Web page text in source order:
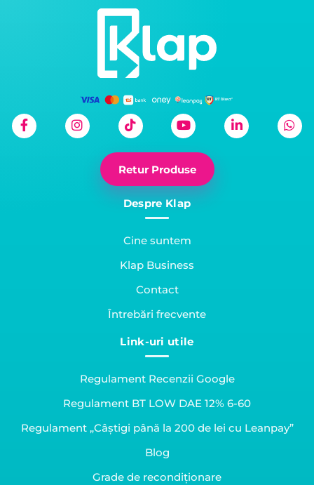
Retur Produse
Despre Klap
Cine suntem
Klap Business
Contact
Întrebări frecvente
Link-uri utile
Regulament Recenzii Google
Regulament BT LOW DAE 12% 6-60
Regulament „Câștigi până la 200 de lei cu Leanpay”
Blog
Grade de recondiționare